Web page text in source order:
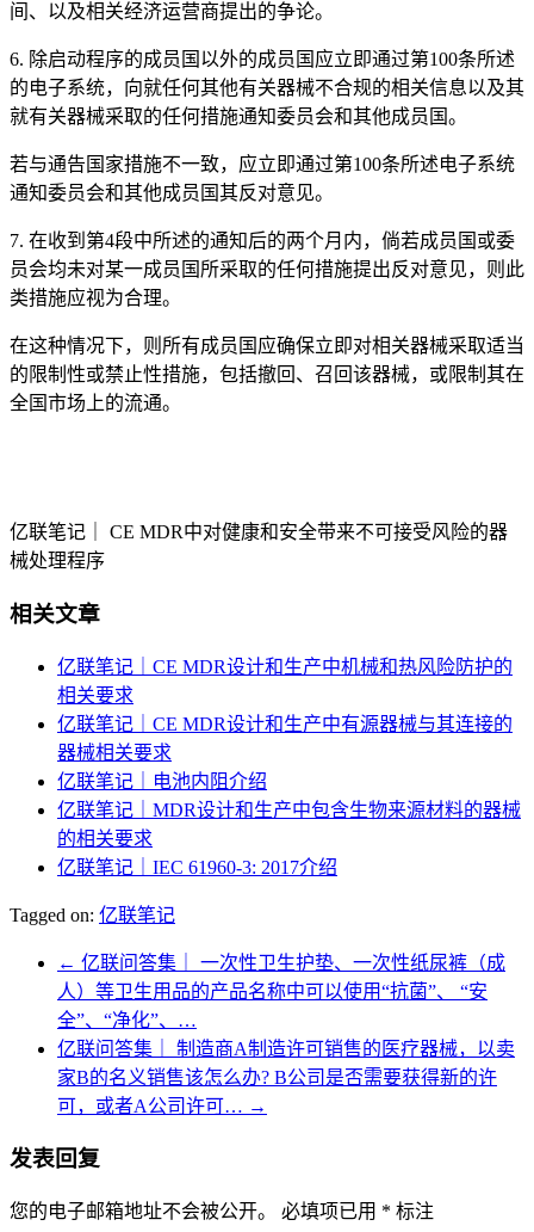
间、以及相关经济运营商提出的争论。
6. 除启动程序的成员国以外的成员国应立即通过第100条所述
的电子系统，向就任何其他有关器械不合规的相关信息以及其
就有关器械采取的任何措施通知委员会和其他成员国。
若与通告国家措施不一致，应立即通过第100条所述电子系统
通知委员会和其他成员国其反对意见。
7. 在收到第4段中所述的通知后的两个月内，倘若成员国或委
员会均未对某一成员国所采取的任何措施提出反对意见，则此
类措施应视为合理。
在这种情况下，则所有成员国应确保立即对相关器械采取适当
的限制性或禁止性措施，包括撤回、召回该器械，或限制其在
全国市场上的流通。
亿联笔记｜ CE MDR中对健康和安全带来不可接受风险的器
械处理程序
相关文章
亿联笔记｜CE MDR设计和生产中机械和热风险防护的
相关要求
亿联笔记｜CE MDR设计和生产中有源器械与其连接的
器械相关要求
亿联笔记｜电池内阻介绍
亿联笔记｜MDR设计和生产中包含生物来源材料的器械
的相关要求
亿联笔记｜IEC 61960-3: 2017介绍
Tagged on: 亿联笔记
← 亿联问答集｜ 一次性卫生护垫、一次性纸尿裤（成
人）等卫生用品的产品名称中可以使用“抗菌”、 “安
全”、“净化”、…
亿联问答集｜ 制造商A制造许可销售的医疗器械，以卖
家B的名义销售该怎么办? B公司是否需要获得新的许
可，或者A公司许可… →
发表回复
您的电子邮箱地址不会被公开。 必填项已用 * 标注